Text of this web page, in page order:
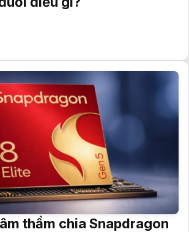
thầm chia Snapdragon